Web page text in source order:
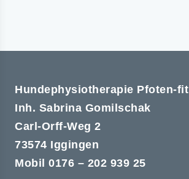
Hundephysiotherapie Pfoten-fit
Inh. Sabrina Gomilschak
Carl-Orff-Weg 2
73574 Iggingen
Mobil 0176 – 202 939 25